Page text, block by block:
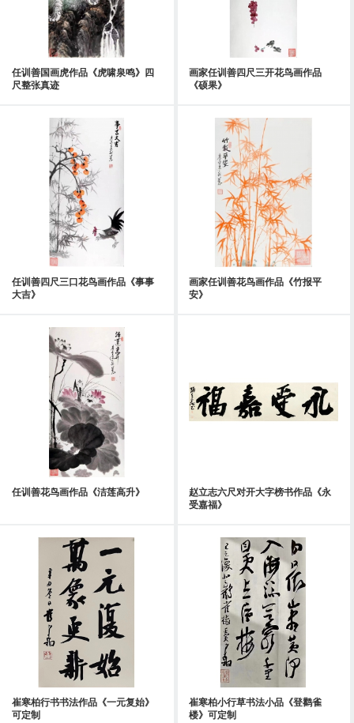
任训善国画虎作品《虎啸泉鸣》四
尺整张真迹
画家任训善四尺三开花鸟画作品
《硕果》
任训善四尺三口花鸟画作品《事事
大吉》
画家任训善花鸟画作品《竹报平
安》
任训善花鸟画作品《洁莲高升》
赵立志六尺对开大字榜书作品《永
受嘉福》
崔寒柏行书书法作品《一元复始》
可定制
崔寒柏小行草书法小品《登鹳雀
楼》可定制